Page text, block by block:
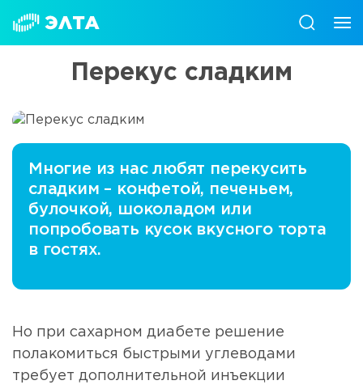
Перекус сладким
Многие из нас любят перекусить
сладким – конфетой, печеньем,
булочкой, шоколадом или
попробовать кусок вкусного торта
в гостях.
Но при сахарном диабете решение
полакомиться быстрыми углеводами
требует дополнительной инъекции